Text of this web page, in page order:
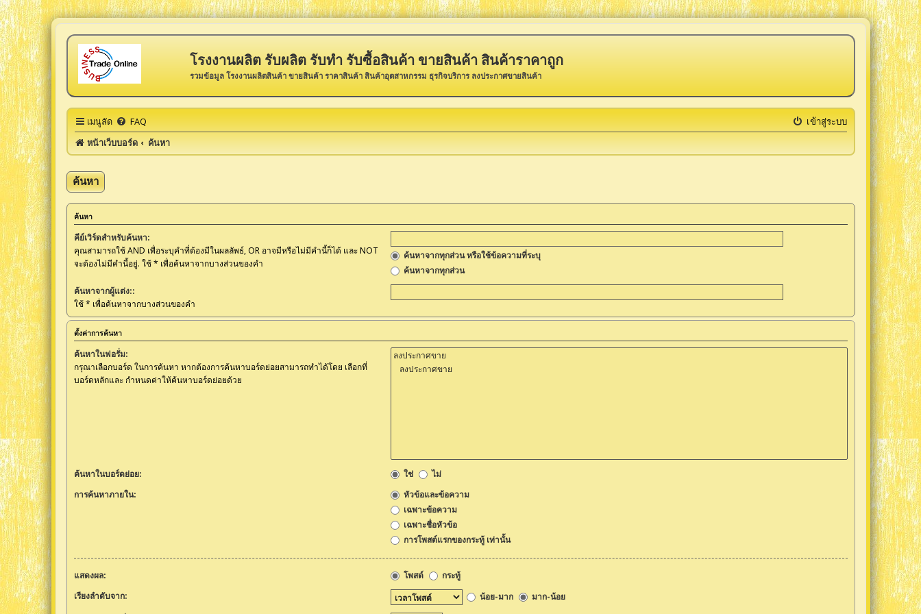
โรงงานผลิต รับผลิต รับทำ รับซื้อสินค้า ขายสินค้า สินค้าราคาถูก
รวมข้อมูล โรงงานผลิตสินค้า ขายสินค้า ราคาสินค้า สินค้าอุตสาหกรรม ธุรกิจบริการ ลงประกาศขายสินค้า
เมนูลัด FAQ
เข้าสู่ระบบ
หน้าเว็บบอร์ด
ค้นหา
ค้นหา
ค้นหา
คีย์เวิร์ดสำหรับค้นหา:
คุณสามารถใช้ AND เพื่อระบุคำที่ต้องมีในผลลัพธ์, OR อาจมีหรือไม่มีคำนี้ก็ได้ และ NOT
จะต้องไม่มีคำนี้อยู่. ใช้ * เพื่อค้นหาจากบางส่วนของคำ
ค้นหาจากทุกส่วน หรือใช้ข้อความที่ระบุ
ค้นหาจากทุกส่วน
ค้นหาจากผู้แต่ง::
ใช้ * เพื่อค้นหาจากบางส่วนของคำ
ตั้งค่าการค้นหา
ค้นหาในฟอรั่ม:
กรุณาเลือกบอร์ด ในการค้นหา หากต้องการค้นหาบอร์ดย่อยสามารถทำได้โดย เลือกที่
บอร์ดหลักและ กำหนดค่าให้ค้นหาบอร์ดย่อยด้วย
ค้นหาในบอร์ดย่อย: ใช่
ไม่
การค้นหาภายใน:
หัวข้อและข้อความ
เฉพาะข้อความ
เฉพาะชื่อหัวข้อ
การโพสต์แรกของกระทู้ เท่านั้น
แสดงผล: โพสต์
กระทู้
เรียงลำดับจาก:
น้อย-มาก
มาก-น้อย